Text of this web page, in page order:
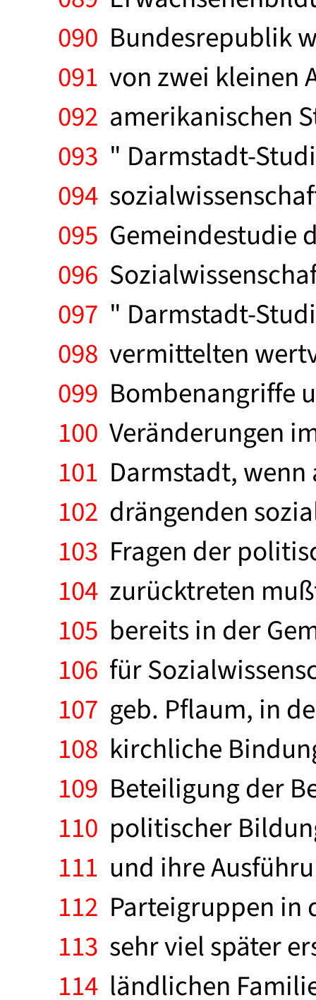
090 Bundesrepublik
091 von zwei kleinen
092 amerikanischen
093 " Darmstadt-
094
095 Gemeindestudie
096
097 " Darmstadt-
098 vermittelten
099 Bombenangriffe
100 Veränderungen
101 Darmstadt,
102 drängenden
103 Fragen der
104 zurücktreten
105 bereits in der
106 für
107 geb. Pflaum, in
108 kirchliche
109 Beteiligung der
110 politischer
111 und ihre
112 Parteigruppen in
113 sehr viel später
114 ländlichen